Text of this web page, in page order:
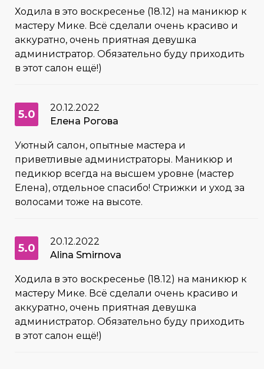
Ходила в это воскресенье (18.12) на маникюр к
мастеру Мике. Всё сделали очень красиво и
аккуратно, очень приятная девушка
администратор. Обязательно буду приходить
в этот салон ещё!)
5.0
20.12.2022
Елена Рогова
Уютный салон, опытные мастера и
приветливые администраторы. Маникюр и
педикюр всегда на высшем уровне (мастер
Елена), отдельное спасибо! Стрижки и уход за
волосами тоже на высоте.
5.0
20.12.2022
Alina Smirnova
Ходила в это воскресенье (18.12) на маникюр к
мастеру Мике. Всё сделали очень красиво и
аккуратно, очень приятная девушка
администратор. Обязательно буду приходить
в этот салон ещё!)